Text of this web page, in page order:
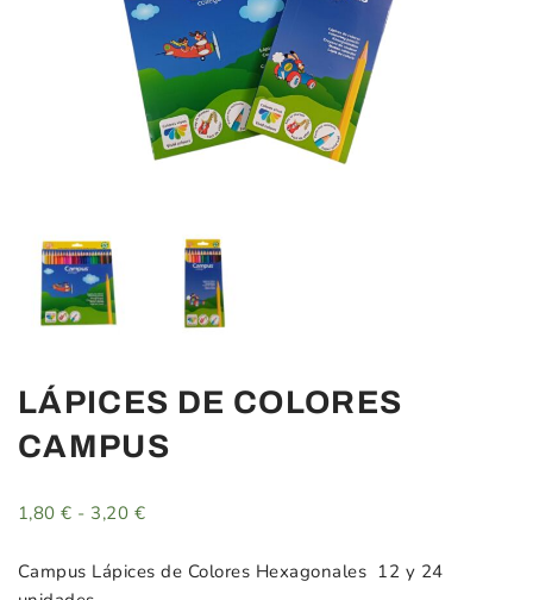
LÁPICES DE COLORES
CAMPUS
1,80€ - 3,20 €
precios:
Campus Lápices de Colores Hexagonales 12 y 24